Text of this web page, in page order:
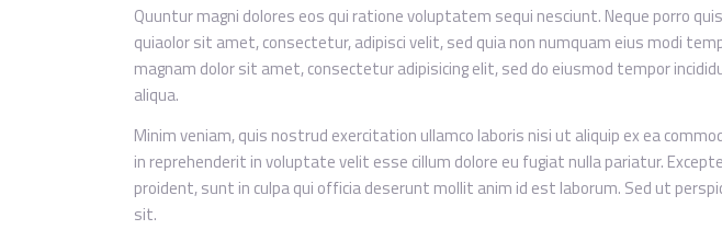
Quuntur magni dolores eos qui ratione voluptatem sequi nesciunt. Neque porro
quiaolor sit amet, consectetur, adipisci velit, sed quia non numquam eius modi
magnam dolor sit amet, consectetur adipisicing elit, sed do eiusmod tempor
aliqua.
Minim veniam, quis nostrud exercitation ullamco laboris nisi ut aliquip ex ea
in reprehenderit in voluptate velit esse cillum dolore eu fugiat nulla pariatur.
proident, sunt in culpa qui officia deserunt mollit anim id est laborum. Sed ut
sit.